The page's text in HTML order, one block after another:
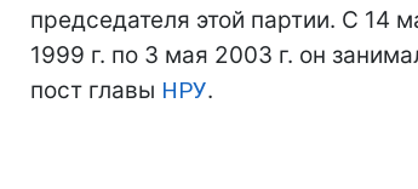
председателя этой партии. С 14
1999 г. по 3 мая 2003 г. он
пост главы НРУ.